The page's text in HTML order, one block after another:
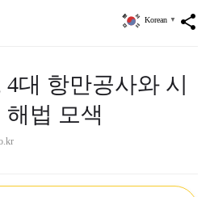
share
Korean ▼
대 항만공사와 시
법 모색